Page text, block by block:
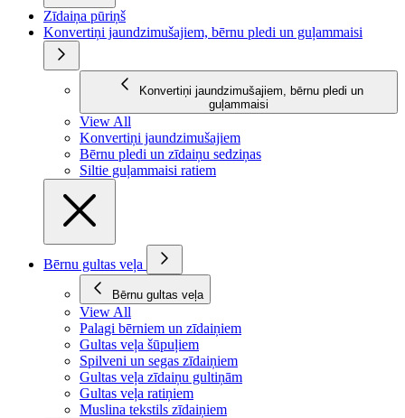
Zīdaiņa pūriņš
Konvertiņi jaundzimušajiem, bērnu pledi un guļammaisi
Konvertiņi jaundzimušajiem, bērnu pledi un
guļammaisi
View All
Konvertiņi jaundzimušajiem
Bērnu pledi un zīdaiņu sedziņas
Siltie guļammaisi ratiem
Bērnu gultas veļa
Bērnu gultas veļa
View All
Palagi bērniem un zīdaiņiem
Gultas veļa šūpuļiem
Spilveni un segas zīdaiņiem
Gultas veļa zīdaiņu gultiņām
Gultas veļa ratiņiem
Muslina tekstils zīdaiņiem